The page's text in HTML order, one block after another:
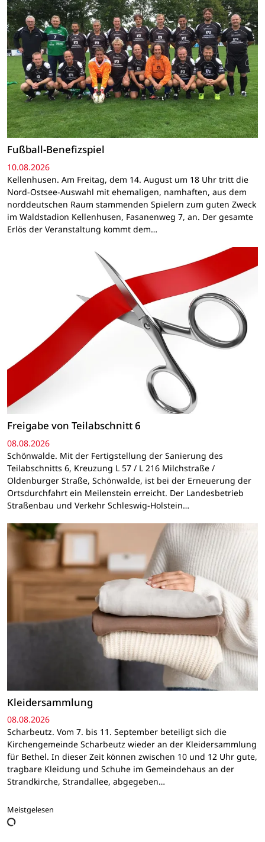
Fußball-Benefizspiel
10.08.2026
Kellenhusen. Am Freitag, dem 14. August um 18 Uhr tritt die
Nord-Ostsee-Auswahl mit ehemaligen, namhaften, aus dem
norddeutschen Raum stammenden Spielern zum guten Zweck
im Waldstadion Kellenhusen, Fasanenweg 7, an. Der gesamte
Erlös der Veranstaltung kommt dem…
Freigabe von Teilabschnitt 6
08.08.2026
Schönwalde. Mit der Fertigstellung der Sanierung des
Teilabschnitts 6, Kreuzung L 57 / L 216 Milchstraße /
Oldenburger Straße, Schönwalde, ist bei der Erneuerung der
Ortsdurchfahrt ein Meilenstein erreicht. Der Landesbetrieb
Straßenbau und Verkehr Schleswig-Holstein…
Kleidersammlung
08.08.2026
Scharbeutz. Vom 7. bis 11. September beteiligt sich die
Kirchengemeinde Scharbeutz wieder an der Kleidersammlung
für Bethel. In dieser Zeit können zwischen 10 und 12 Uhr gute,
tragbare Kleidung und Schuhe im Gemeindehaus an der
Strandkirche, Strandallee, abgegeben…
Meistgelesen